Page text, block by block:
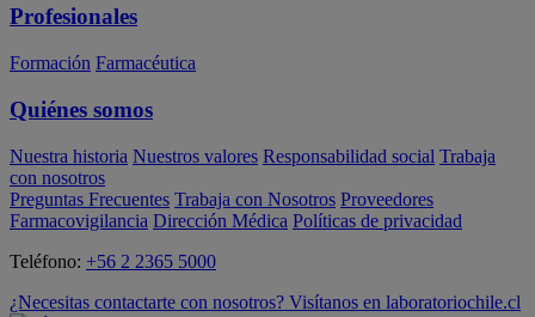
Profesionales
Formación Farmacéutica
Quiénes somos
Nuestra historia Nuestros valores Responsabilidad social Trabaja
con nosotros
Preguntas Frecuentes Trabaja con Nosotros Proveedores
Farmacovigilancia Dirección Médica Políticas de privacidad
Teléfono: +56 2 2365 5000
¿Necesitas contactarte con nosotros? Visítanos en laboratoriochile.cl